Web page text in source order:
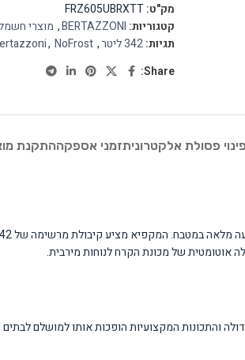
מק"ט:FRZ605UBRXTT
קטגוריות: BERTAZZONI
, מוצרי
תגיות:342 ליטר ,
, NoFrost
Share:
פינוי פסולת אלקטרוניתזמני אספקההתקנת
של מכונת הקרח לנוחות מירבית.
המקצועיות הופכות אותו למושלם לבתים